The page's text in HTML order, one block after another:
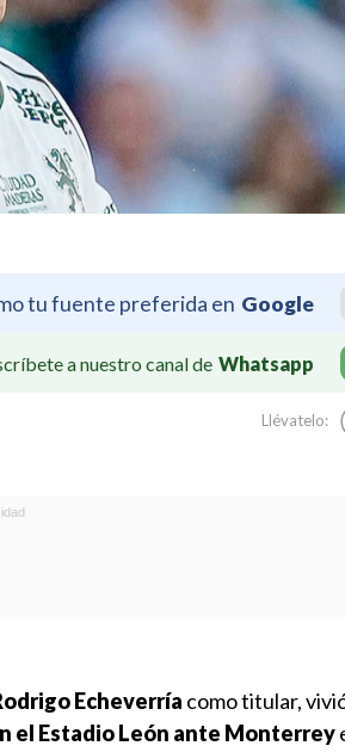
tu fuente preferida en Google
a nuestro canal de Whatsapp
Llévatelo:
Echeverría como titular,
el Estadio León ante Monterrey